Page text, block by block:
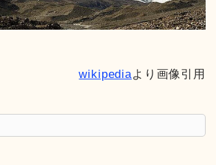
wikipediaより画像引用